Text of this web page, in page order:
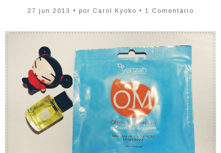
27 jun 2013 • por Carol Kyoko • 1 Comentário